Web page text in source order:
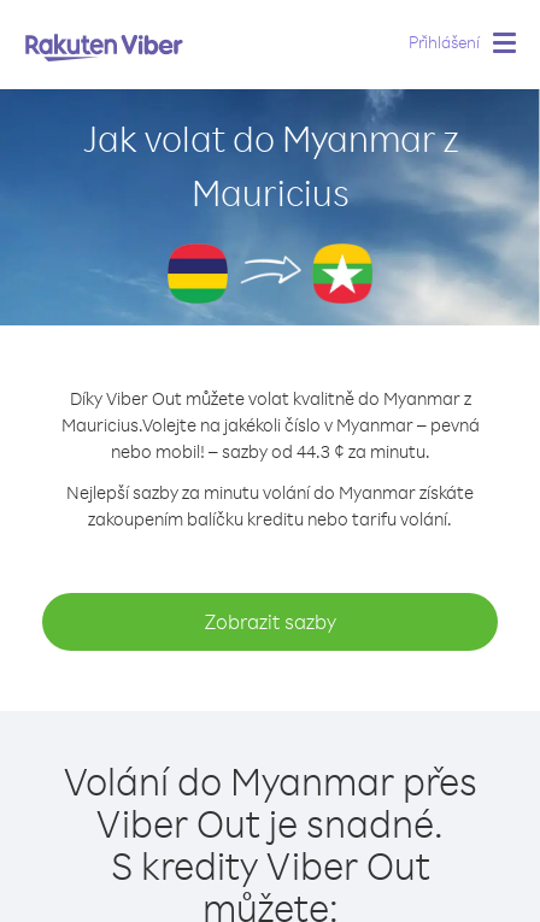
Přihlášení
Jak volat do Myanmar z
Mauricius
Díky Viber Out můžete volat kvalitně do Myanmar z
Mauricius.Volejte na jakékoli číslo v Myanmar – pevná
nebo mobil! – sazby od 44.3 ¢ za minutu.
Nejlepší sazby za minutu volání do Myanmar získáte
zakoupením balíčku kreditu nebo tarifu volání.
Zobrazit sazby
Volání do Myanmar přes
Viber Out je snadné.
S kredity Viber Out
můžete: